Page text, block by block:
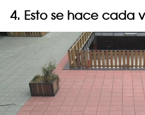
4. Esto se hace cada